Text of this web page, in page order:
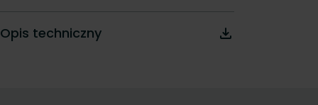
Opis techniczny